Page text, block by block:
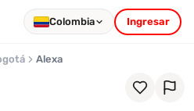
Colombia Ingresar
Alexa